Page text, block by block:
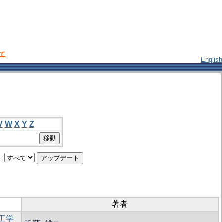
English
W X Y Z
著者
学